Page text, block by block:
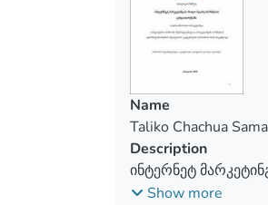
review of obstructions
small business.
Name
Taliko Chachua
Description
ინტერნეტ
მცირე ბიზნესის
Show more